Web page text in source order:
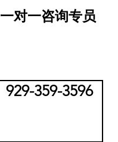
​一对一咨询专员
929-359-3596